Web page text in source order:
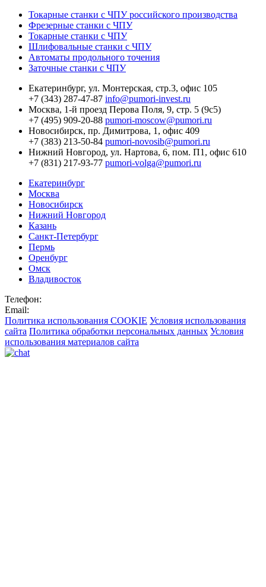
Токарные станки с ЧПУ российского производства
Фрезерные станки с ЧПУ
Токарные станки с ЧПУ
Шлифовальные станки с ЧПУ
Автоматы продольного точения
Заточные станки с ЧПУ
Екатеринбург, ул. Монтерская, стр.3, офис 105
+7 (343) 287-47-87 info@pumori-invest.ru
Москва, 1-й проезд Перова Поля, 9, стр. 5 (9с5)
+7 (495) 909-20-88 pumori-moscow@pumori.ru
Новосибирск, пр. Димитрова, 1, офис 409
+7 (383) 213-50-84 pumori-novosib@pumori.ru
Нижний Новгород, ул. Нартова, 6, пом. П1, офис 610
+7 (831) 217-93-77 pumori-volga@pumori.ru
Екатеринбург
Москва
Новосибирск
Нижний Новгород
Казань
Санкт-Петербург
Пермь
Оренбург
Омск
Владивосток
Телефон:
Email:
Политика использования COOKIE Условия использования
сайта Политика обработки персональных данных Условия
использования материалов сайта